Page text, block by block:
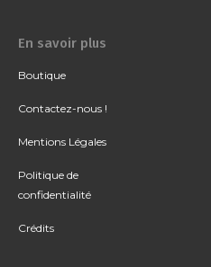
En savoir plus
Boutique
Contactez-nous !
Mentions Légales
Politique de
confidentialité
Crédits